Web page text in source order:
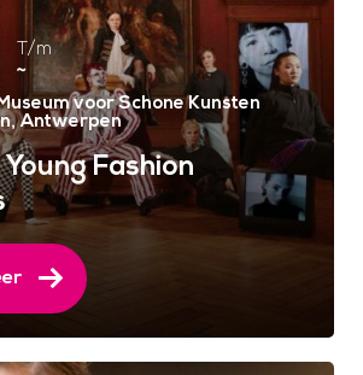
T/m
~
voor Schone Kunsten
Antwerpen
Fashion